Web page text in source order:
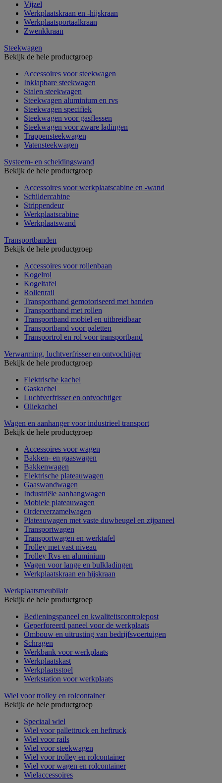
Vijzel
Werkplaatskraan en -hijskraan
Werkplaatsportaalkraan
Zwenkkraan
Steekwagen
Bekijk de hele productgroep
Accessoires voor steekwagen
Inklapbare steekwagen
Stalen steekwagen
Steekwagen aluminium en rvs
Steekwagen specifiek
Steekwagen voor gasflessen
Steekwagen voor zware ladingen
Trappensteekwagen
Vatensteekwagen
Systeem- en scheidingswand
Bekijk de hele productgroep
Accessoires voor werkplaatscabine en -wand
Schildercabine
Strippendeur
Werkplaatscabine
Werkplaatswand
Transportbanden
Bekijk de hele productgroep
Accessoires voor rollenbaan
Kogelrol
Kogeltafel
Rollenrail
Transportband gemotoriseerd met banden
Transportband met rollen
Transportband mobiel en uitbreidbaar
Transportband voor paletten
Transportrol en rol voor transportband
Verwarming, luchtverfrisser en ontvochtiger
Bekijk de hele productgroep
Elektrische kachel
Gaskachel
Luchtverfrisser en ontvochtiger
Oliekachel
Wagen en aanhanger voor industrieel transport
Bekijk de hele productgroep
Accessoires voor wagen
Bakken- en gaaswagen
Bakkenwagen
Elektrische plateauwagen
Gaaswandwagen
Industriële aanhangwagen
Mobiele plateauwagen
Orderverzamelwagen
Plateauwagen met vaste duwbeugel en zijpaneel
Transportwagen
Transportwagen en werktafel
Trolley met vast niveau
Trolley Rvs en aluminium
Wagen voor lange en bulkladingen
Werkplaatskraan en hijskraan
Werkplaatsmeubilair
Bekijk de hele productgroep
Bedieningspaneel en kwaliteitscontrolepost
Geperforeerd paneel voor de werkplaats
Ombouw en uitrusting van bedrijfsvoertuigen
Schragen
Werkbank voor werkplaats
Werkplaatskast
Werkplaatsstoel
Werkstation voor werkplaats
Wiel voor trolley en rolcontainer
Bekijk de hele productgroep
Speciaal wiel
Wiel voor pallettruck en heftruck
Wiel voor rails
Wiel voor steekwagen
Wiel voor trolley en rolcontainer
Wiel voor wagen en rolcontainer
Wielaccessoires